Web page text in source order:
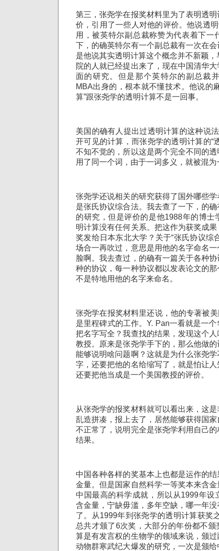
第三，张尧学在报奖材料里为了表明透
价，引用了一些人对他的评价。他说透
用，被英特尔副总裁称赞为代表着下一
下，的确英特尔有一个副总裁有一次在
是他说其实透明计算这个概念并不新颖
院的人就已经提出来了，现在中国清华
面的研究。但是那个英特尔的副总裁
MBA出身的，根本就不懂技术。他说的
算”跟张尧学的透明计算不是一回事。
美国的确有人提出过透明计算的这种说
开可见的计算，而张尧学的透明计算的“
不知不觉的，所以这是两个完全不同的
用了同一个词，由于一词多义，就被混为
张尧学还说相关的研究获得了国外哪些
是张氏协议综合法。我去查了一下，的
的研究，但是评价的是他1988年的博士
明计算没有任何关系。把这作为获奖成
奖发给日本东北大学？关于“张氏协议综
场合一再吹过，意思是用他的名字命名
脸啊。我去查过，的确有一篇关于各种
种的协议，每一种协议都以发表论文的
不是特地用他的名字来命名。
张尧学在报奖材料里还说，他的专著被
是里程碑式的工作。Y. Pan一看就是一
把名字写全？我查找的结果，发现这个
教授。原来是张尧学手下的，那么他做
能够说明啥问题啊？这就是为什么张尧
字，还要把他的名给缩写了，就是怕让
还要把他当成是一个美国教授的评价。
从张尧学的报奖材料就可以看出来，这
乱造拼凑，报上去了，居然能够获得国
不正常了，说明完全是张尧学利用自己
结果。
中国各种各样的奖基本上也都是运作的
金量。但是国家自然科学一等奖本来含
中国最高的科学成就，所以从1999年设
含金量，宁缺毋滥，多年空缺，哪一年
了。从1999年到张尧学的透明计算获奖
总共才颁了6次奖，大部分的年份都不
算是有发言权的生物学的领域来说，颁
动物群寒武纪大爆发的研究，一次是颁